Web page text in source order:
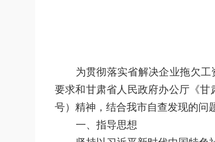
为贯彻落实省解决企业拖欠
要求和甘肃省人民政府办公厅《甘
号）精神，结合我市自查发现的问
一、指导思想